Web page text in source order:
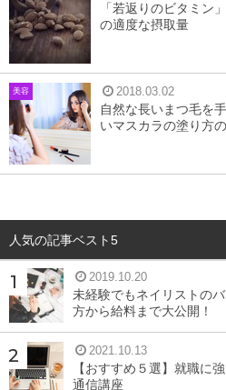
「若返りのビタミン
の適度な摂取量
美容 2018.03.02
自然な長いまつ毛を
いマスカラの塗り方
人気の記事ベスト5
2019.10.20
未経験でもネイリストの
方から給料まで大公開！
2021.10.13
【おすすめ５選】就職に
通信講座